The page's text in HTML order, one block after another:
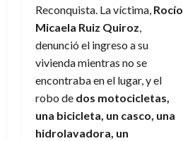
Reconquista. La víctima, Rocío
Micaela Ruiz Quiroz,
denunció el ingreso a su
vivienda mientras no se
encontraba en el lugar, y el
robo de dos motocicletas,
una bicicleta, un casco, una
hidrolavadora, un